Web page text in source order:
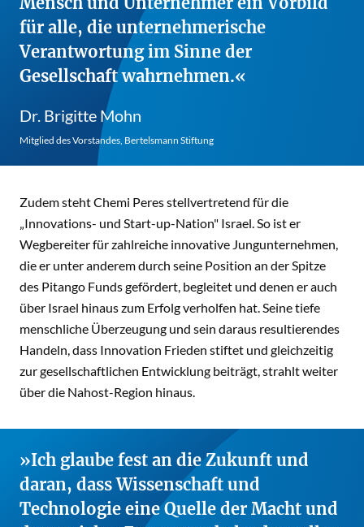
für alle, die unternehmerische
Verantwortung im Sinne der
Gesellschaft wahrnehmen.
Dr. Brigitte Mohn
Mitglied des Vorstandes, Bertelsmann Stiftung
Zudem steht Chemi Peres stellvertretend für die
„Innovations- und Start-up-Nation" Israel. So ist er
Wegbereiter für zahlreiche innovative Jungunternehmen,
die er unter anderem durch seine Position an der Spitze
des Pitango Funds gefördert, begleitet und denen er auch
über Israel hinaus zum Erfolg verholfen hat. Seine tiefe
menschliche Überzeugung und sein daraus resultierendes
Handeln, dass Innovation Frieden stiftet und gleichzeitig
zur gesellschaftlichen Entwicklung beiträgt, strahlt weiter
über die Nahost-Region hinaus.
Ich glaube fest an die Zukunft und
daran, dass Wissenschaft und
Technologie eine Quelle der Macht und